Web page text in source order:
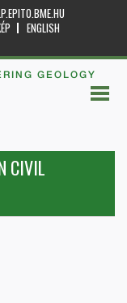
ENGLISH
GEOLOGY
CIVIL